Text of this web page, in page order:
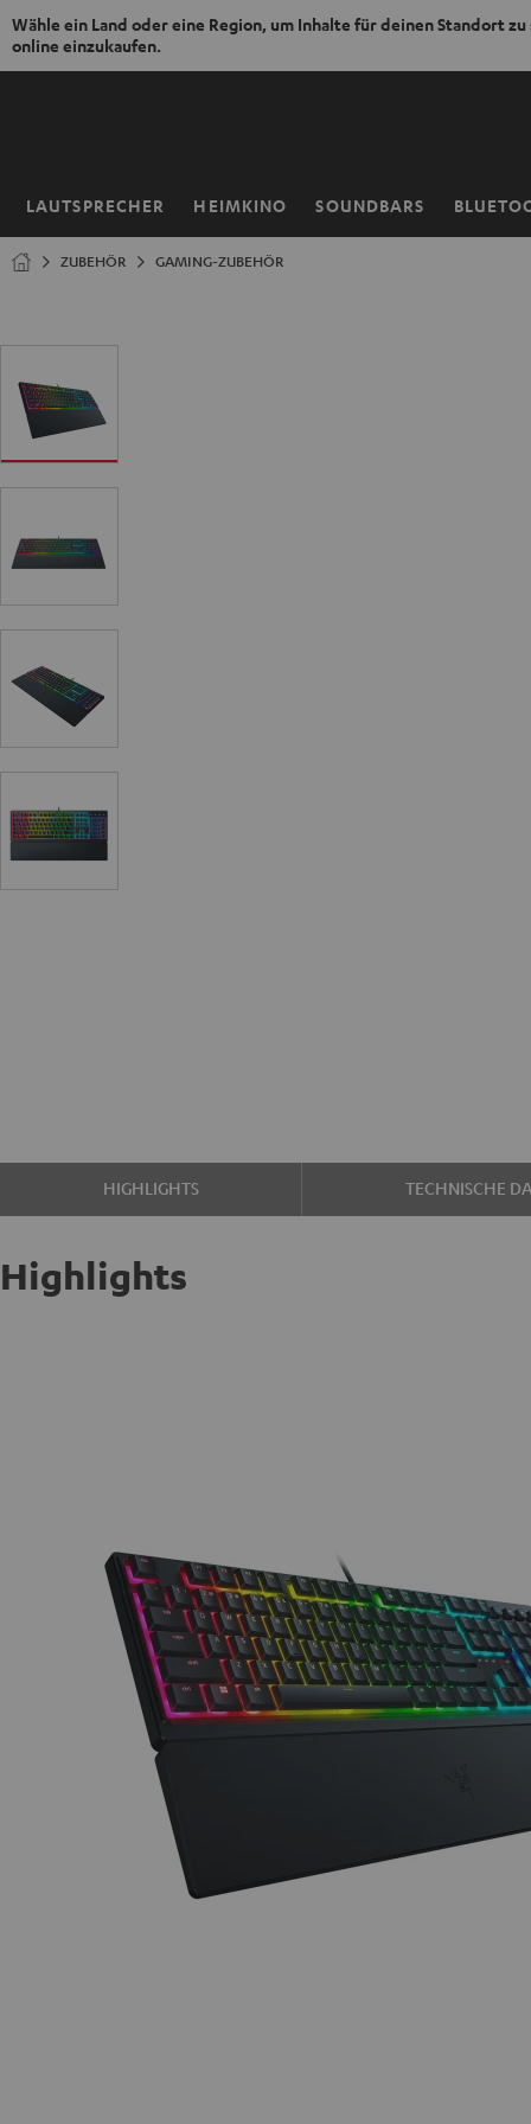
Wähle ein Land oder eine Region, um Inhalte für deinen Standort zu
online einzukaufen.
ZUM
LAUTSPRECHER HEIMKINO SOUNDBARS
Startseite
ZUBEHÖR GAMING-ZUBEHÖR
HIGHLIGHTS TECHNISCHE
Highlights